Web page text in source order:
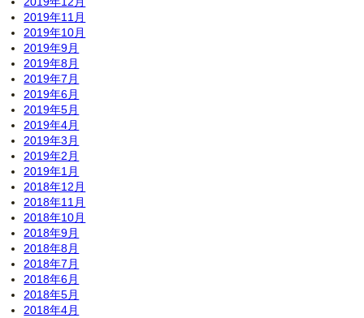
2019年11月
2019年10月
2019年9月
2019年8月
2019年7月
2019年6月
2019年5月
2019年4月
2019年3月
2019年2月
2019年1月
2018年12月
2018年11月
2018年10月
2018年9月
2018年8月
2018年7月
2018年6月
2018年5月
2018年4月